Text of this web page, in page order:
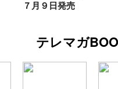
テレマガ